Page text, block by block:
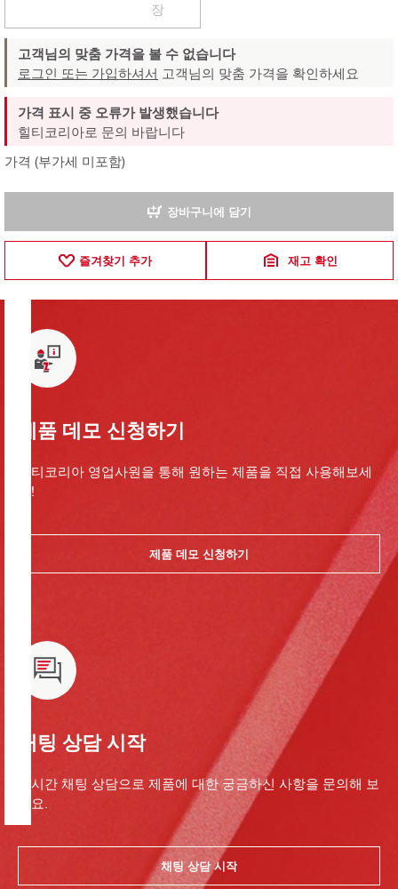
장
고객님의 맞춤 가격을 볼 수 없습니다
로그인 또는 가입하셔서 고객님의 맞춤 가격을 확인하세요
가격 (부가세 미포함)
가격 표시 중 오류가 발생했습니다
힐티코리아로 문의 바랍니다
장바구니에 담기
즐겨찾기 추가 재고 확인
제품 데모 신청하기
힐티코리아 영업사원을 통해 원하는 제품을 직접 사용해보세
요!
제품 데모 신청하기
채팅 상담 시작
실시간 채팅 상담으로 제품에 대한 궁금하신 사항을 문의해 보
세요.
채팅 상담 시작